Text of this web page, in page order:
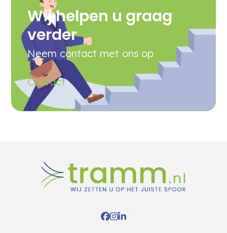
Wij helpen u graag
verder
Neem contact met ons op
Contact
Facebook
Instagram
LinkedIn